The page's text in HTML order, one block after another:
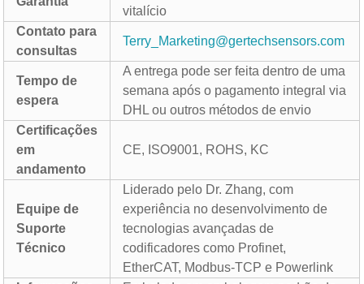
vitalício
Contato para
consultas
Terry_Marketing@gertechsensors.com
Tempo de
espera
A entrega pode ser feita dentro de uma
semana após o pagamento integral via
DHL ou outros métodos de envio
Certificações
em
andamento
CE, ISO9001, ROHS, KC
Equipe de
Suporte
Técnico
Liderado pelo Dr. Zhang, com
experiência no desenvolvimento de
tecnologias avançadas de
codificadores como Profinet,
EtherCAT, Modbus-TCP e Powerlink